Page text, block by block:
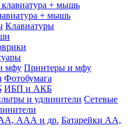
+ мышь
Клавиатуры
Принтеры и мфу
Фотобумага
ИБП и АКБ
Сетевые
Батарейки АА,